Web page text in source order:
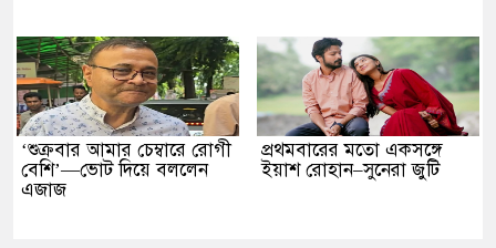
‘শুক্রবার আমার চেম্বারে রোগী
বেশি’—ভোট দিয়ে বললেন
এজাজ
প্রথমবারের মতো একসঙ্গে
ইয়াশ রোহান–সুনেরা জুটি